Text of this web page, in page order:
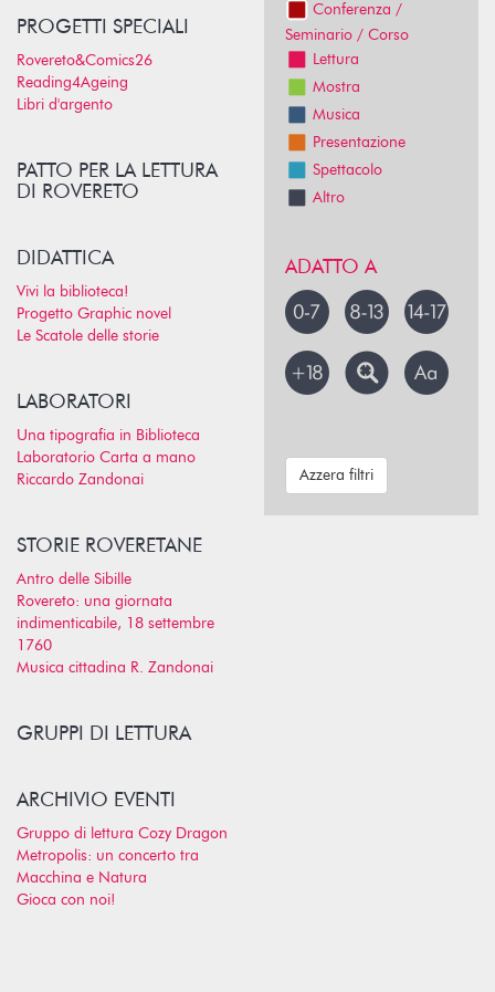
PROGETTI SPECIALI
Rovereto&Comics26
Reading4Ageing
Libri d'argento
PATTO PER LA LETTURA
DI ROVERETO
DIDATTICA
Vivi la biblioteca!
Progetto Graphic novel
Le Scatole delle storie
LABORATORI
Una tipografia in Biblioteca
Laboratorio Carta a mano
Riccardo Zandonai
STORIE ROVERETANE
Antro delle Sibille
Rovereto: una giornata
indimenticabile, 18 settembre
1760
Musica cittadina R. Zandonai
GRUPPI DI LETTURA
ARCHIVIO EVENTI
Gruppo di lettura Cozy Dragon
Metropolis: un concerto tra
Macchina e Natura
Gioca con noi!
Conferenza /
Seminario / Corso
Lettura
Mostra
Musica
Presentazione
Spettacolo
Altro
ADATTO A
Azzera filtri